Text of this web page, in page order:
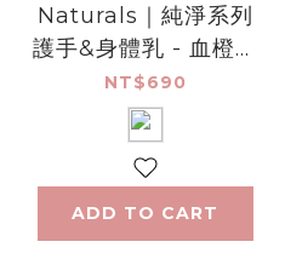
Naturals｜純淨系列
護手&身體乳 - 血橙與
柚子 400ml
NT$690
ADD TO CART